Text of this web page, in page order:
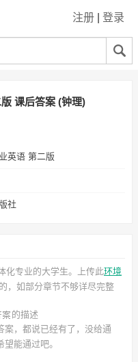
注册 登录
课后答案 (钟理)
英语 第二版
社
化专业的大学生。上传此环境
，如部分章节不够详尽完整
的描述
案，都说已经有了，没给通
能通过吧。